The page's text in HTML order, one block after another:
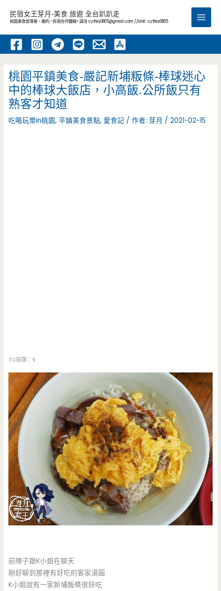
內
民宿女王芽月-美食.旅遊.全台趴趴走
桃園美食部落客，邀約 -民宿合作體驗~ 請洽cythia0805@gmail.com //LINE: cythia0805
Main
桃園平鎮美食-嚴記新埔粄條-棒球迷心
中的棒球大飯店，小高飯.公所飯只有
熟客才知道
吃喝玩樂in桃園,平鎮美食景點, 愛食記 / 作者:芽月 /2021-02-15
TG按讚：9
前陣子跟K小姐在聊天
剛好聊到那裡有好吃的客家湯圓
K小姐說有一家新埔粄條很好吃